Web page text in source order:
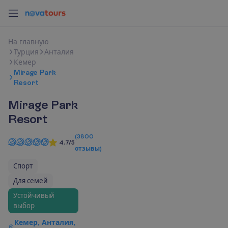
На главную
Турция
Анталия
Кемер
Mirage Park
Resort
Mirage Park
Resort
4.7/5
(3800
отзывы)
Спорт
Для семей
Устойчивый
выбор
Кемер, Анталия,